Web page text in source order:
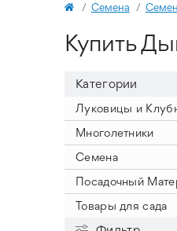
Семена
Купить
Категории
Луковицы и
Гиацинты
Гиацинт на
размер
Гиацинты
Крокусы
Крокус
Крокус
Крокус
Нарцисс
Нарциссы
Нарциссы
Тюльпаны
Тюльпан
Аллиум
Многолетники
Клематис
Пионы
Древовидные
Пионы ИТО
Айстра
Астильба
Семена
Семена
Семена
Семена
Семена Цветов
Семена
Семена
Посадочный
Лук Севок
Посадочный
Товары для сада